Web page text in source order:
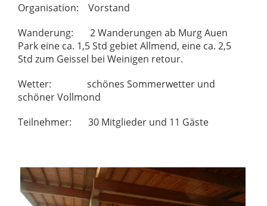
Organisation: Vorstand
Wanderung: 2 Wanderungen ab Murg Auen
Park eine ca. 1,5 Std gebiet Allmend, eine ca. 2,5
Std zum Geissel bei Weinigen retour.
Wetter: schönes Sommerwetter und
schöner Vollmond
Teilnehmer: 30 Mitglieder und 11 Gäste